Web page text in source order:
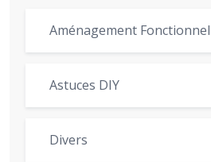
Aménagement Fonctionnel
Astuces DIY
Divers